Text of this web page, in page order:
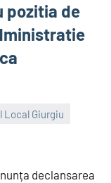
pozitia de
Local Giurgiu
declansarea